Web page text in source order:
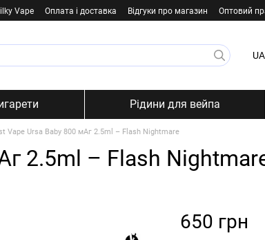
Vape Оплата і доставка Відгуки про магазин Оптовий
UA
Рідини для вейпа
Vape Ursa Baby 800 мАг 2.5ml – Flash Nightmare
2.5ml – Flash
650 грн